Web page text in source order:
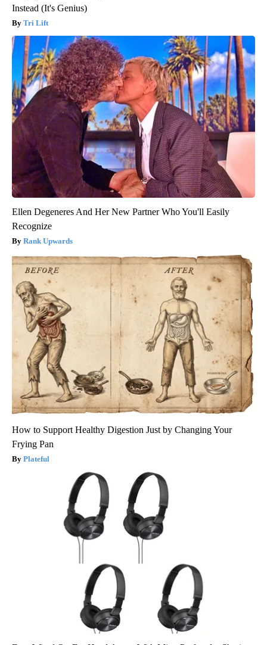
Instead (It's Genius)
Tri Lift
Ellen Degeneres And Her New Partner Who You'll Easily
Recognize
Rank Upwards
How to Support Healthy Digestion Just by Changing Your
Frying Pan
Plateful